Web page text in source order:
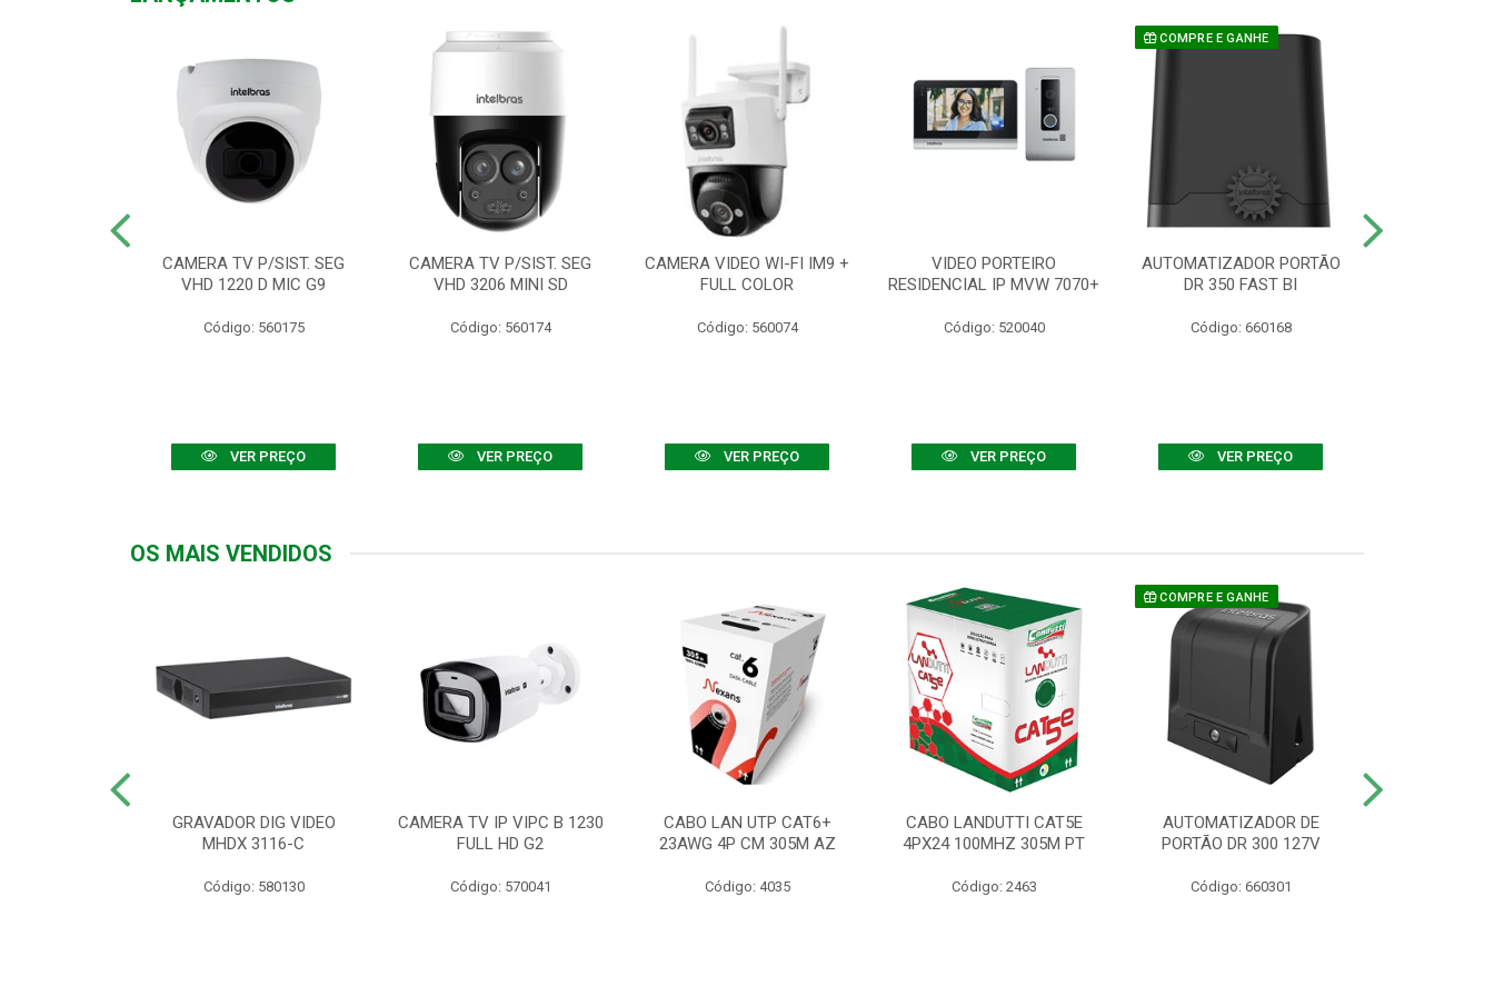
CAMERA TV P/SIST. SEG
VHD 1220 D MIC G9
Código: 560175
VER PREÇO
CAMERA TV P/SIST. SEG
VHD 3206 MINI SD
Código: 560174
VER PREÇO
CAMERA VIDEO WI-FI IM9 +
FULL COLOR
Código: 560074
VER PREÇO
VIDEO PORTEIRO
RESIDENCIAL IP MVW 7070+
Código: 520040
VER PREÇO
COMPRE E GANHE
AUTOMATIZADOR PORTÃO
DR 350 FAST BI
Código: 660168
VER PREÇO
OS MAIS VENDIDOS
GRAVADOR DIG VIDEO
MHDX 3116-C
Código: 580130
CAMERA TV IP VIPC B 1230
FULL HD G2
Código: 570041
CABO LAN UTP CAT6+
23AWG 4P CM 305M AZ
Código: 4035
CABO LANDUTTI CAT5E
4PX24 100MHZ 305M PT
Código: 2463
COMPRE E GANHE
AUTOMATIZADOR DE
PORTÃO DR 300 127V
Código: 660301